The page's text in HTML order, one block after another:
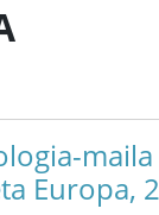
Europa,